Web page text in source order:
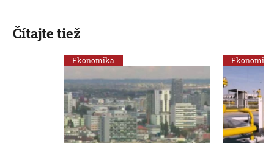
Čítajte tiež
Ekonomika Ekonomika